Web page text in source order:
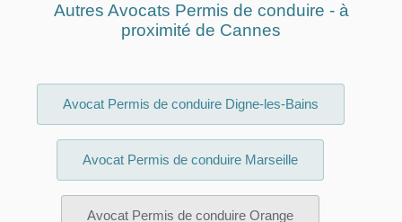
Autres Avocats Permis de conduire - à
proximité de Cannes
Avocat Permis de conduire Digne-les-Bains
Avocat Permis de conduire Marseille
Avocat Permis de conduire Orange